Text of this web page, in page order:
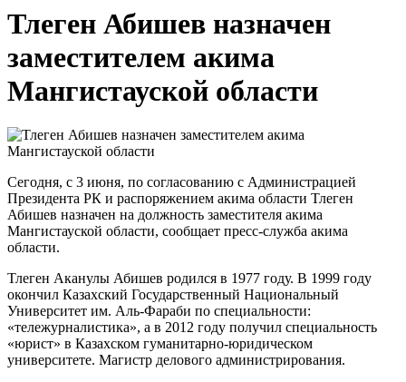
Тлеген Абишев назначен
заместителем акима
Мангистауской области
Сегодня, с 3 июня, по согласованию с Администрацией
Президента РК и распоряжением акима области Тлеген
Абишев назначен на должность заместителя акима
Мангистауской области, сообщает пресс-служба акима
области.
Тлеген Аканулы Абишев родился в 1977 году. В 1999 году
окончил Казахский Государственный Национальный
Университет им. Аль-Фараби по специальности:
«тележурналистика», а в 2012 году получил специальность
«юрист» в Казахском гуманитарно-юридическом
университете. Магистр делового администрирования.